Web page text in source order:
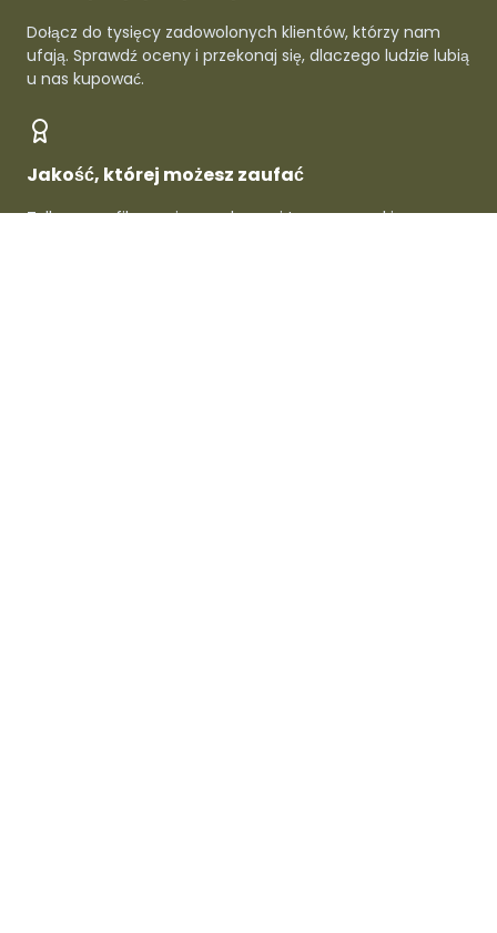
Dołącz do tysięcy zadowolonych klientów, którzy nam
ufają. Sprawdź oceny i przekonaj się, dlaczego ludzie lubią
u nas kupować.
Jakość, której możesz zaufać
Tylko zweryfikowani sprzedawcy i topowe marki -